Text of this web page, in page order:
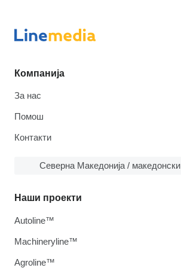
Компанија
За нас
Помош
Контакти
Северна Македонија / македонски
Наши проекти
Autoline™
Machineryline™
Agroline™